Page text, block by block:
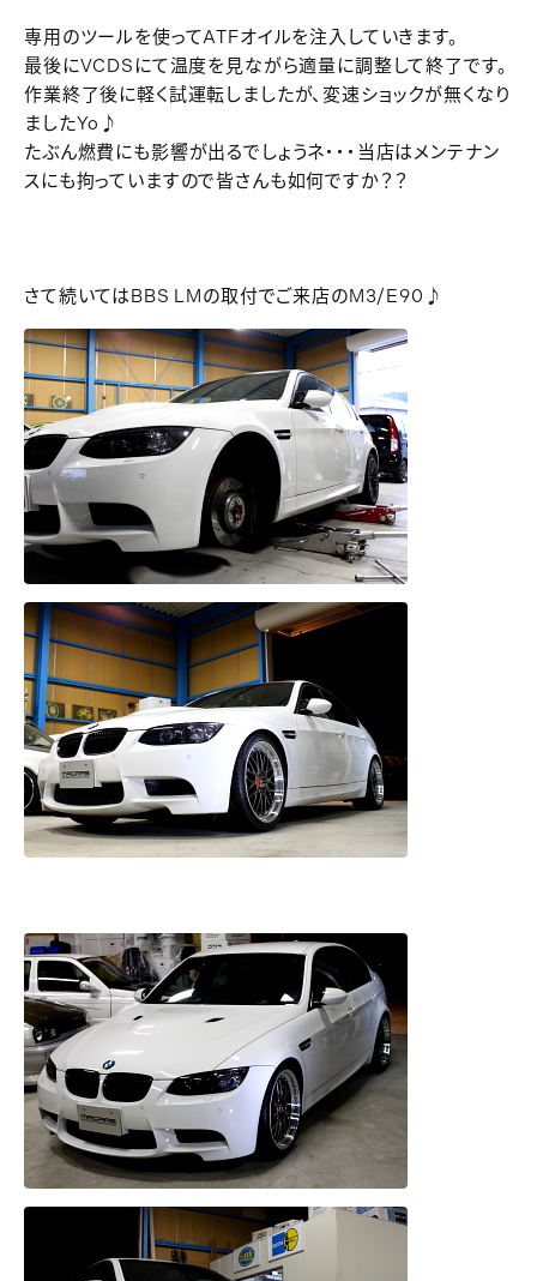
専用のツールを使ってATFオイルを注入していきます。
最後にVCDSにて温度を見ながら適量に調整して終了です。
作業終了後に軽く試運転しましたが、変速ショックが無くなり
ましたYo♪
たぶん燃費にも影響が出るでしょうネ・・・当店はメンテナン
スにも拘っていますので皆さんも如何ですか？？
さて続いてはBBS LMの取付でご来店のM3/E90♪